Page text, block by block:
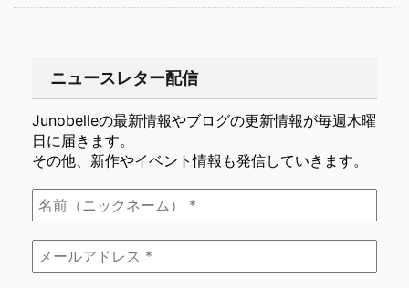
ニュースレター配信
Junobelleの最新情報やブログの更新情報が毎週木曜
日に届きます。
その他、新作やイベント情報も発信していきます。
名
前
（ニ
ッ
ク
ー